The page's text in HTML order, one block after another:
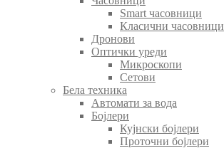
Smart часовници
Класични часовници
Дронови
Оптички уреди
Микроскопи
Сетови
Бела техника
Автомати за вода
Бојлери
Кујнски бојлери
Проточни бојлери